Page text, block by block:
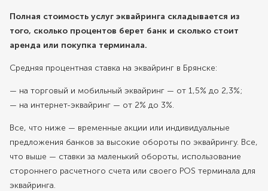
Полная стоимость услуг эквайринга складывается из
того, сколько процентов берет банк и сколько стоит
аренда или покупка терминала.
Средняя процентная ставка на эквайринг в Брянске:
— на торговый и мобильный эквайринг — от 1,5% до 2,3%;
— на интернет-эквайринг — от 2% до 3%.
Все, что ниже — временные акции или индивидуальные
предложения банков за высокие обороты по эквайрингу. Все,
что выше — ставки за маленький обороты, использование
стороннего расчетного счета или своего POS терминала для
эквайринга.